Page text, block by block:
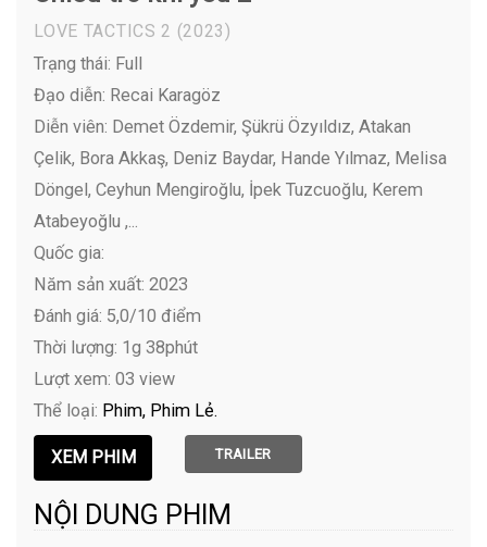
LOVE TACTICS 2 (2023)
Trạng thái: Full
Đạo diễn: Recai Karagöz
Diễn viên: Demet Özdemir, Şükrü Özyıldız, Atakan
Çelik, Bora Akkaş, Deniz Baydar, Hande Yılmaz, Melisa
Döngel, Ceyhun Mengiroğlu, İpek Tuzcuoğlu, Kerem
Atabeyoğlu ,...
Quốc gia:
Năm sản xuất: 2023
Đánh giá: 5,0/10 điểm
Thời lượng: 1g 38phút
Lượt xem: 03 view
Thể loại: Phim Phim Lẻ
TRAILER
NỘI DUNG PHIM